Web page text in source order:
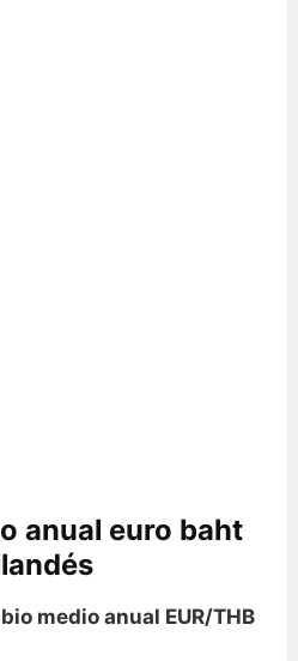
anual euro baht
medio anual EUR/THB